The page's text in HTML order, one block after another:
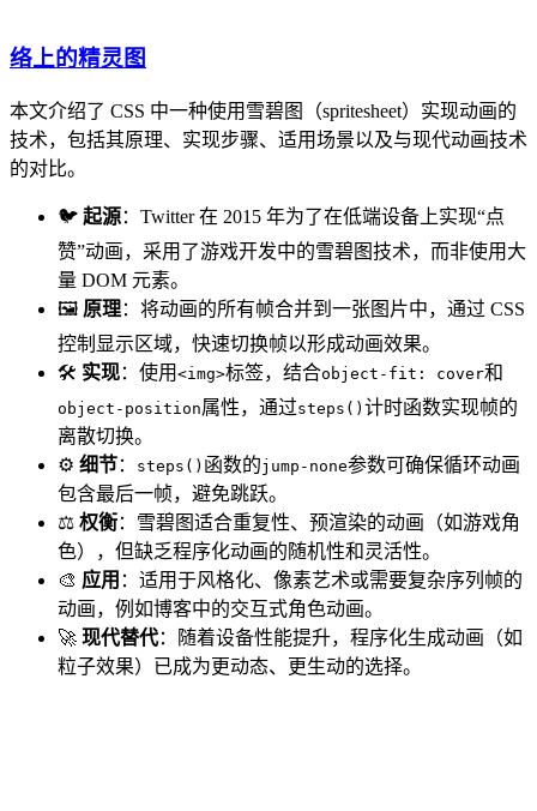
络上的精灵图
本文介绍了 CSS 中一种使用雪碧图（spritesheet）实现动画的
技术，包括其原理、实现步骤、适用场景以及与现代动画技术
的对比。
🐦 起源：Twitter 在 2015 年为了在低端设备上实现“点
赞”动画，采用了游戏开发中的雪碧图技术，而非使用大
量 DOM 元素。
🖼️ 原理：将动画的所有帧合并到一张图片中，通过 CSS
控制显示区域，快速切换帧以形成动画效果。
🛠️ 实现：使用 <img>标签，结合object-fit: cover和
object-position属性，通过steps() 计时函数实现帧的
离散切换。
⚙️ 细节： steps() 函数的jump-none参数可确保循环动画
包含最后一帧，避免跳跃。
⚖️ 权衡：雪碧图适合重复性、预渲染的动画（如游戏角
色），但缺乏程序化动画的随机性和灵活性。
🎨 应用 ：适用于风格化、像素艺术或需要复杂序列帧的
动画，例如博客中的交互式角色动画。
🚀 现代替代：随着设备性能提升，程序化生成动画（如
粒子效果）已成为更动态、更生动的选择。